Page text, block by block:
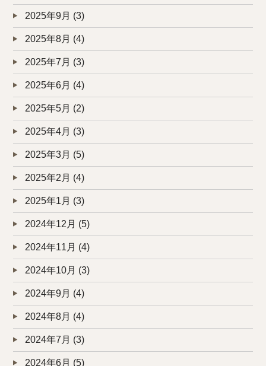
2025年9月 (3)
2025年8月 (4)
2025年7月 (3)
2025年6月 (4)
2025年5月 (2)
2025年4月 (3)
2025年3月 (5)
2025年2月 (4)
2025年1月 (3)
2024年12月 (5)
2024年11月 (4)
2024年10月 (3)
2024年9月 (4)
2024年8月 (4)
2024年7月 (3)
2024年6月 (5)